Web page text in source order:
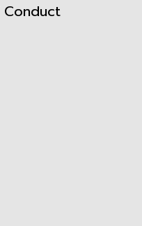
Conduct